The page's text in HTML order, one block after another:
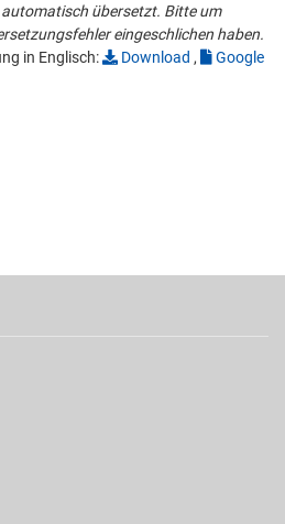
übersetzt. Bitte um
eingeschlichen haben.
in Englisch:
Download ,
Google